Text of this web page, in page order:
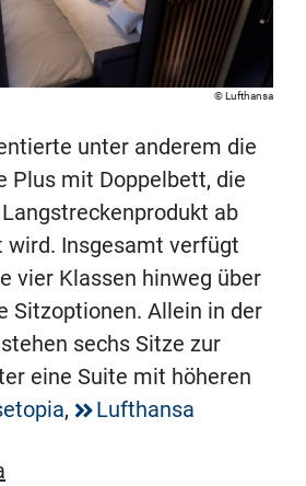
Lufthansa
unter anderem die
Plus mit Doppelbett, die
ab
wird. Insgesamt verfügt
vier Klassen hinweg über
Sitzoptionen. Allein in der
sechs Sitze zur
eine Suite mit höheren
, Lufthansa